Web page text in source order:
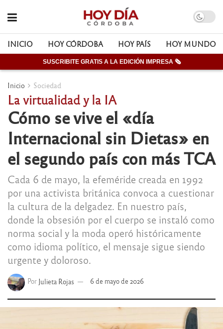
INICIO HOY CÓRDOBA HOY PAÍS HOY MUNDO
SUSCRIBITE GRATIS A LA EDICIÓN IMPRESA 🗞
Inicio Sociedad
La virtualidad y la IA
Cómo se vive el «día
Internacional sin Dietas» en
el segundo país con más TCA
Cada 6 de mayo, la efeméride creada en 1992
por una activista británica convoca a cuestionar
la cultura de la delgadez. En nuestro país,
donde la obsesión por el cuerpo se instaló como
norma social y la moda operó históricamente
como idioma político, el mensaje sigue siendo
urgente y doloroso.
Por Julieta Rojas 6 de mayo de 2026